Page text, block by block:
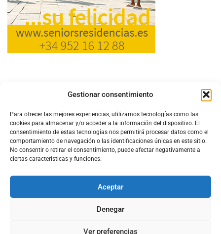
Gestionar consentimiento
Para ofrecer las mejores experiencias, utilizamos tecnologías como las
cookies para almacenar y/o acceder a la información del dispositivo. El
consentimiento de estas tecnologías nos permitirá procesar datos como el
comportamiento de navegación o las identificaciones únicas en este sitio.
No consentir o retirar el consentimiento, puede afectar negativamente a
ciertas características y funciones.
Aceptar
Denegar
Ver preferencias